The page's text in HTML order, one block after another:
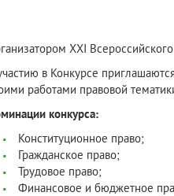
ХXI
в Конкурсе
работами правовой
конкурса:
Конституционное право;
Гражданское право;
Трудовое право;
Финансовое и бюджетное